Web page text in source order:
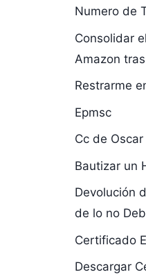
Numero de
Consolidar
Amazon
Restrarme
Epmsc
Cc de
Bautizar un
Devolución
de lo no
Certificado
Descargar